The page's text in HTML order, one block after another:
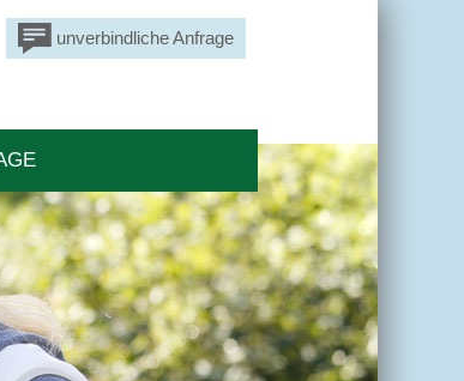
unverbindliche Anfrage